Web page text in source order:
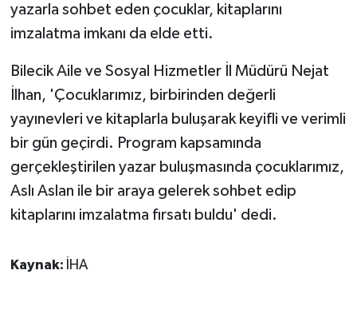
yazarla sohbet eden çocuklar, kitaplarını
imzalatma imkanı da elde etti.
Bilecik Aile ve Sosyal Hizmetler İl Müdürü Nejat
İlhan, 'Çocuklarımız, birbirinden değerli
yayınevleri ve kitaplarla buluşarak keyifli ve verimli
bir gün geçirdi. Program kapsamında
gerçekleştirilen yazar buluşmasında çocuklarımız,
Aslı Aslan ile bir araya gelerek sohbet edip
kitaplarını imzalatma fırsatı buldu' dedi.
Kaynak: İHA
Kadın
MAGAZİN
Otomobil
Sağlık
SİYASET